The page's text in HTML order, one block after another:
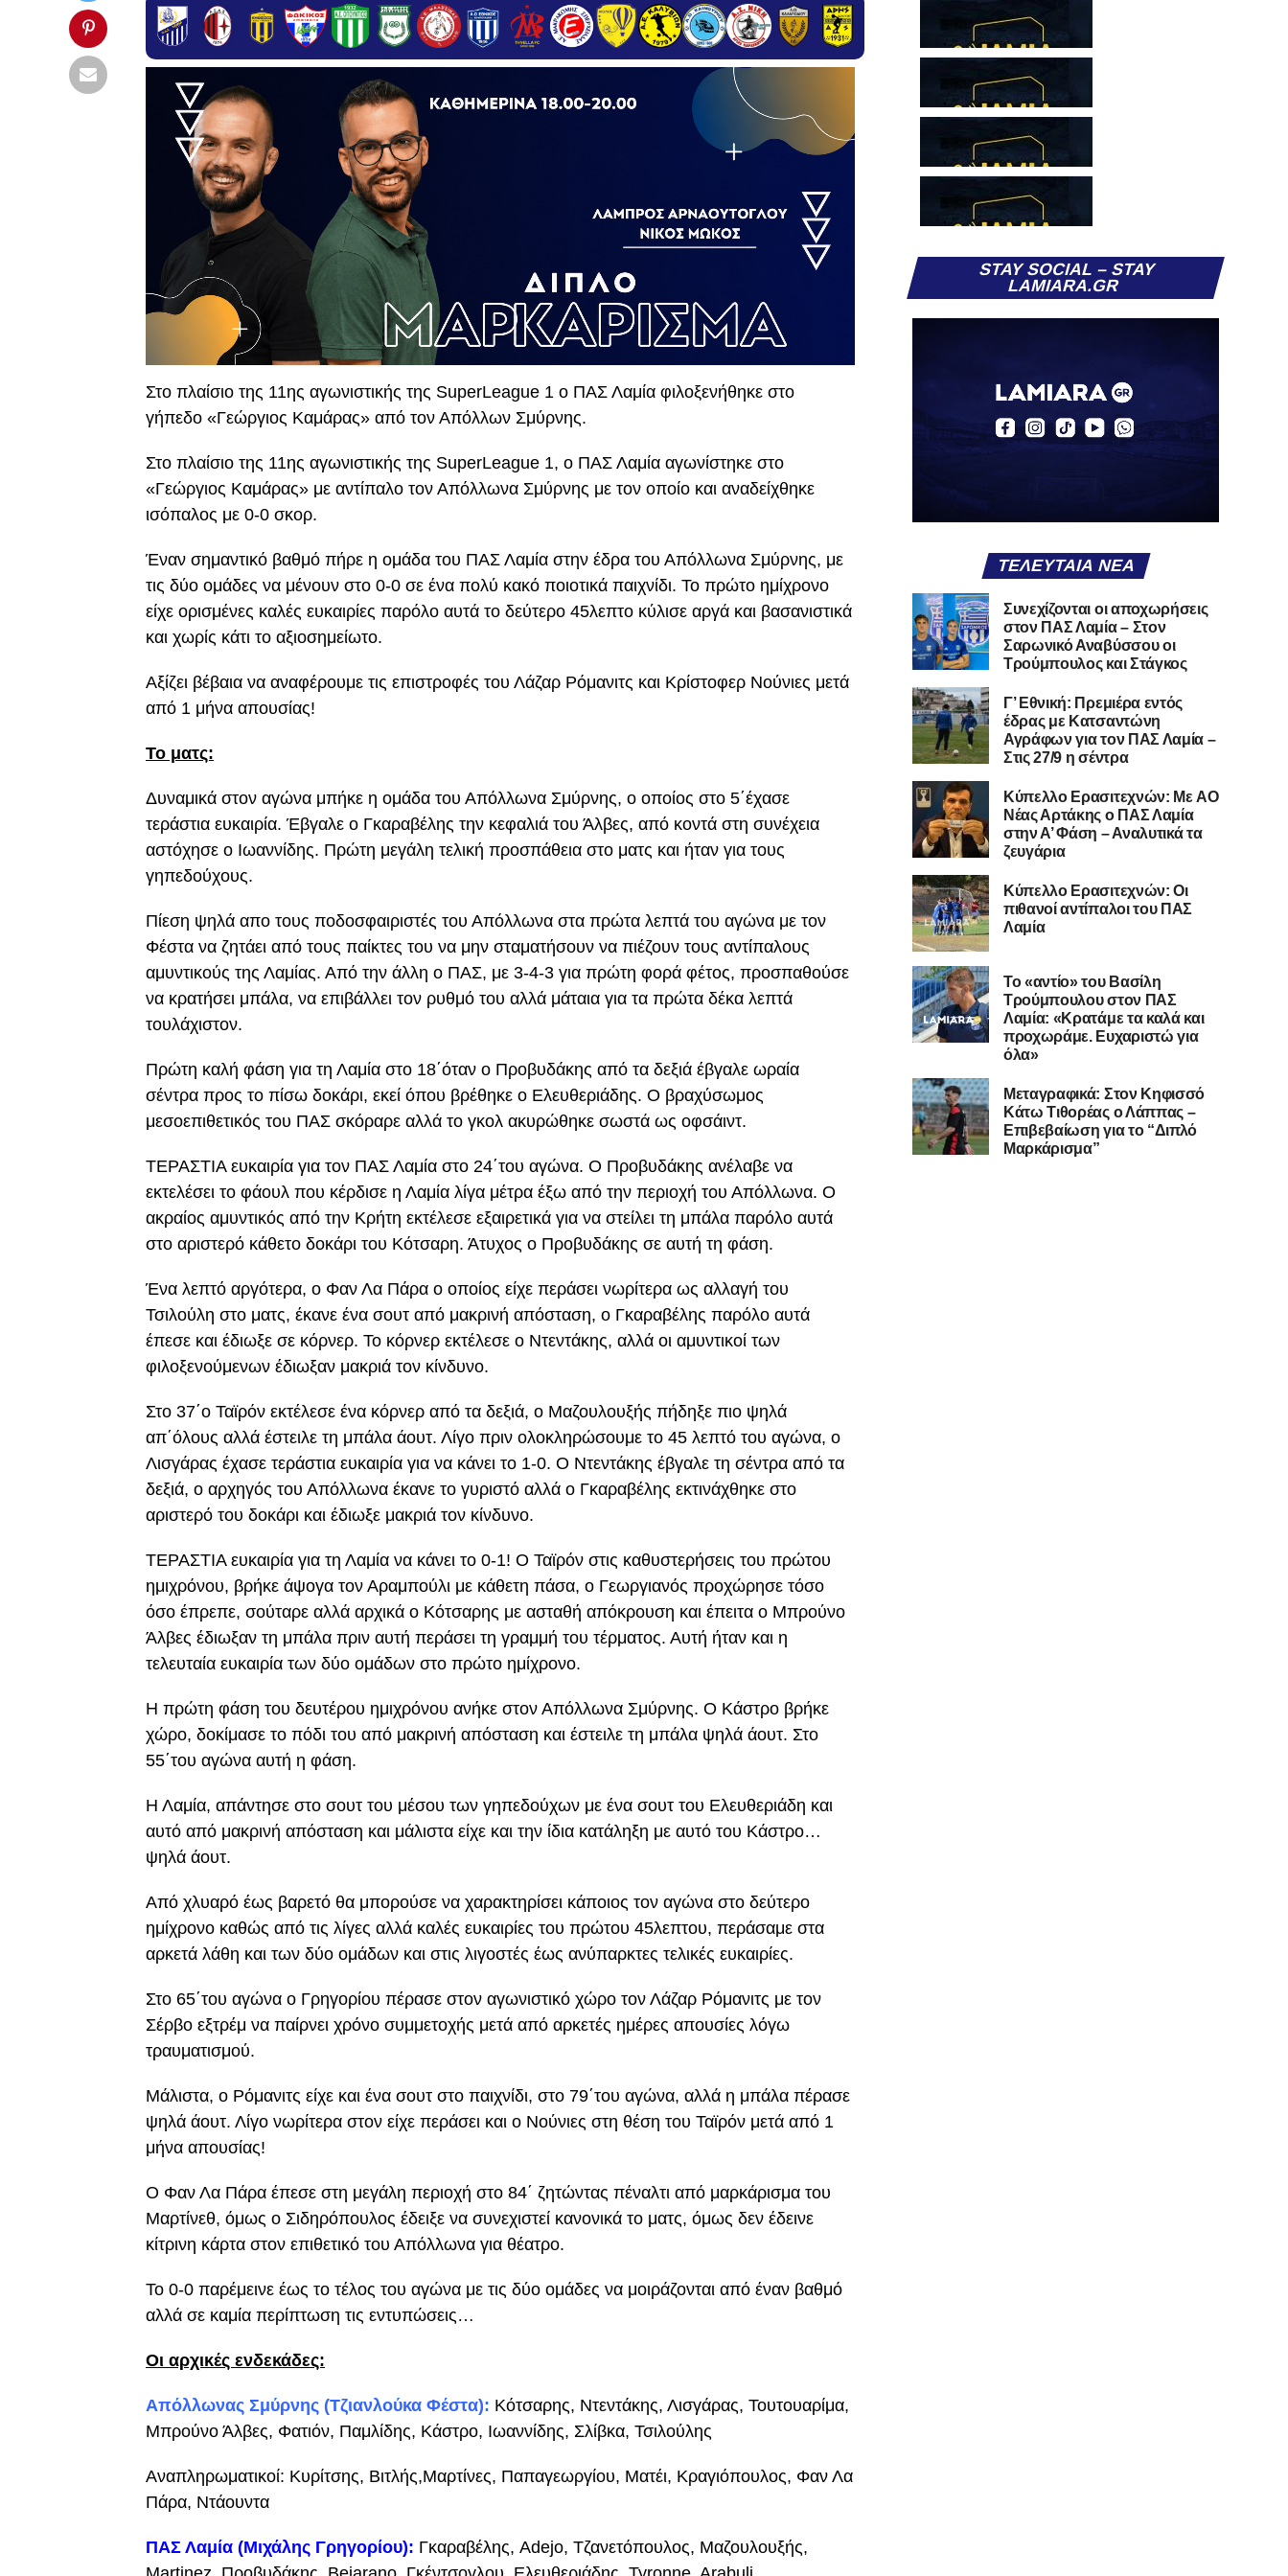
Στο πλαίσιο της 11ης αγωνιστικής της SuperLeague 1 ο ΠΑΣ Λαμία φιλοξενήθηκε στο
γήπεδο «Γεώργιος Καμάρας» από τον Απόλλων Σμύρνης.
Στο πλαίσιο της 11ης αγωνιστικής της SuperLeague 1, ο ΠΑΣ Λαμία αγωνίστηκε στο
«Γεώργιος Καμάρας» με αντίπαλο τον Απόλλωνα Σμύρνης με τον οποίο και αναδείχθηκε
ισόπαλος με 0-0 σκορ.
Έναν σημαντικό βαθμό πήρε η ομάδα του ΠΑΣ Λαμία στην έδρα του Απόλλωνα Σμύρνης, με
τις δύο ομάδες να μένουν στο 0-0 σε ένα πολύ κακό ποιοτικά παιχνίδι. Το πρώτο ημίχρονο
είχε ορισμένες καλές ευκαιρίες παρόλο αυτά το δεύτερο 45λεπτο κύλισε αργά και βασανιστικά
και χωρίς κάτι το αξιοσημείωτο.
Αξίζει βέβαια να αναφέρουμε τις επιστροφές του Λάζαρ Ρόμανιτς και Κρίστοφερ Νούνιες μετά
από 1 μήνα απουσίας!
Το ματς:
Δυναμικά στον αγώνα μπήκε η ομάδα του Απόλλωνα Σμύρνης, ο οποίος στο 5΄έχασε
τεράστια ευκαιρία. Έβγαλε ο Γκαραβέλης την κεφαλιά του Άλβες, από κοντά στη συνέχεια
αστόχησε ο Ιωαννίδης. Πρώτη μεγάλη τελική προσπάθεια στο ματς και ήταν για τους
γηπεδούχους.
Πίεση ψηλά απο τους ποδοσφαιριστές του Απόλλωνα στα πρώτα λεπτά του αγώνα με τον
Φέστα να ζητάει από τους παίκτες του να μην σταματήσουν να πιέζουν τους αντίπαλους
αμυντικούς της Λαμίας. Από την άλλη ο ΠΑΣ, με 3-4-3 για πρώτη φορά φέτος, προσπαθούσε
να κρατήσει μπάλα, να επιβάλλει τον ρυθμό του αλλά μάταια για τα πρώτα δέκα λεπτά
τουλάχιστον.
Πρώτη καλή φάση για τη Λαμία στο 18΄όταν ο Προβυδάκης από τα δεξιά έβγαλε ωραία
σέντρα προς το πίσω δοκάρι, εκεί όπου βρέθηκε ο Ελευθεριάδης. Ο βραχύσωμος
μεσοεπιθετικός του ΠΑΣ σκόραρε αλλά το γκολ ακυρώθηκε σωστά ως οφσάιντ.
ΤΕΡΑΣΤΙΑ ευκαιρία για τον ΠΑΣ Λαμία στο 24΄του αγώνα. Ο Προβυδάκης ανέλαβε να
εκτελέσει το φάουλ που κέρδισε η Λαμία λίγα μέτρα έξω από την περιοχή του Απόλλωνα. Ο
ακραίος αμυντικός από την Κρήτη εκτέλεσε εξαιρετικά για να στείλει τη μπάλα παρόλο αυτά
στο αριστερό κάθετο δοκάρι του Κότσαρη. Άτυχος ο Προβυδάκης σε αυτή τη φάση.
Ένα λεπτό αργότερα, ο Φαν Λα Πάρα ο οποίος είχε περάσει νωρίτερα ως αλλαγή του
Τσιλούλη στο ματς, έκανε ένα σουτ από μακρινή απόσταση, ο Γκαραβέλης παρόλο αυτά
έπεσε και έδιωξε σε κόρνερ. Το κόρνερ εκτέλεσε ο Ντεντάκης, αλλά οι αμυντικοί των
φιλοξενούμενων έδιωξαν μακριά τον κίνδυνο.
Στο 37΄ο Ταϊρόν εκτέλεσε ένα κόρνερ από τα δεξιά, ο Μαζουλουξής πήδηξε πιο ψηλά
απ΄όλους αλλά έστειλε τη μπάλα άουτ. Λίγο πριν ολοκληρώσουμε το 45 λεπτό του αγώνα, ο
Λισγάρας έχασε τεράστια ευκαιρία για να κάνει το 1-0. Ο Ντεντάκης έβγαλε τη σέντρα από τα
δεξιά, ο αρχηγός του Απόλλωνα έκανε το γυριστό αλλά ο Γκαραβέλης εκτινάχθηκε στο
αριστερό του δοκάρι και έδιωξε μακριά τον κίνδυνο.
ΤΕΡΑΣΤΙΑ ευκαιρία για τη Λαμία να κάνει το 0-1! Ο Ταϊρόν στις καθυστερήσεις του πρώτου
ημιχρόνου, βρήκε άψογα τον Αραμπούλι με κάθετη πάσα, ο Γεωργιανός προχώρησε τόσο
όσο έπρεπε, σούταρε αλλά αρχικά ο Κότσαρης με ασταθή απόκρουση και έπειτα ο Μπρούνο
Άλβες έδιωξαν τη μπάλα πριν αυτή περάσει τη γραμμή του τέρματος. Αυτή ήταν και η
τελευταία ευκαιρία των δύο ομάδων στο πρώτο ημίχρονο.
Η πρώτη φάση του δευτέρου ημιχρόνου ανήκε στον Απόλλωνα Σμύρνης. Ο Κάστρο βρήκε
χώρο, δοκίμασε το πόδι του από μακρινή απόσταση και έστειλε τη μπάλα ψηλά άουτ. Στο
55΄του αγώνα αυτή η φάση.
Η Λαμία, απάντησε στο σουτ του μέσου των γηπεδούχων με ένα σουτ του Ελευθεριάδη και
αυτό από μακρινή απόσταση και μάλιστα είχε και την ίδια κατάληξη με αυτό του Κάστρο…
ψηλά άουτ.
Από χλυαρό έως βαρετό θα μπορούσε να χαρακτηρίσει κάποιος τον αγώνα στο δεύτερο
ημίχρονο καθώς από τις λίγες αλλά καλές ευκαιρίες του πρώτου 45λεπτου, περάσαμε στα
αρκετά λάθη και των δύο ομάδων και στις λιγοστές έως ανύπαρκτες τελικές ευκαιρίες.
Στο 65΄του αγώνα ο Γρηγορίου πέρασε στον αγωνιστικό χώρο τον Λάζαρ Ρόμανιτς με τον
Σέρβο εξτρέμ να παίρνει χρόνο συμμετοχής μετά από αρκετές ημέρες απουσίες λόγω
τραυματισμού.
Μάλιστα, ο Ρόμανιτς είχε και ένα σουτ στο παιχνίδι, στο 79΄του αγώνα, αλλά η μπάλα πέρασε
ψηλά άουτ. Λίγο νωρίτερα στον είχε περάσει και ο Νούνιες στη θέση του Ταϊρόν μετά από 1
μήνα απουσίας!
Ο Φαν Λα Πάρα έπεσε στη μεγάλη περιοχή στο 84΄ ζητώντας πέναλτι από μαρκάρισμα του
Μαρτίνεθ, όμως ο Σιδηρόπουλος έδειξε να συνεχιστεί κανονικά το ματς, όμως δεν έδεινε
κίτρινη κάρτα στον επιθετικό του Απόλλωνα για θέατρο.
Το 0-0 παρέμεινε έως το τέλος του αγώνα με τις δύο ομάδες να μοιράζονται από έναν βαθμό
αλλά σε καμία περίπτωση τις εντυπώσεις…
Οι αρχικές ενδεκάδες:
Απόλλωνας Σμύρνης (Τζιανλούκα Φέστα): Κότσαρης, Ντεντάκης, Λισγάρας, Τουτουαρίμα,
Μπρούνο Άλβες, Φατιόν, Παμλίδης, Κάστρο, Ιωαννίδης, Σλίβκα, Τσιλούλης
Αναπληρωματικοί: Κυρίτσης, Βιτλής,Μαρτίνες, Παπαγεωργίου, Ματέι, Κραγιόπουλος, Φαν Λα
Πάρα, Ντάουντα
ΠΑΣ Λαμία (Μιχάλης Γρηγορίου): Γκαραβέλης, Adejo, Τζανετόπουλος, Μαζουλουξής,
STAY SOCIAL – STAY
LAMIARA.GR
ΤΕΛΕΥΤΑΊΑ ΝΈΑ
Συνεχίζονται οι αποχωρήσεις
στον ΠΑΣ Λαμία – Στον
Σαρωνικό Αναβύσσου οι
Τρούμπουλος και Στάγκος
Γ’ Εθνική: Πρεμιέρα εντός
έδρας με Κατσαντώνη
Αγράφων για τον ΠΑΣ Λαμία –
Στις 27/9 η σέντρα
Kύπελλο Ερασιτεχνών: Με AO
Nέας Αρτάκης ο ΠΑΣ Λαμία
στην Α’ Φάση – Αναλυτικά τα
ζευγάρια
Κύπελλο Ερασιτεχνών: Οι
πιθανοί αντίπαλοι του ΠΑΣ
Λαμία
Το «αντίο» του Βασίλη
Τρούμπουλου στον ΠΑΣ
Λαμία: «Κρατάμε τα καλά και
προχωράμε. Ευχαριστώ για
όλα»
Μεταγραφικά: Στον Κηφισσό
Κάτω Τιθορέας ο Λάππας –
Επιβεβαίωση για το “Διπλό
Μαρκάρισμα”